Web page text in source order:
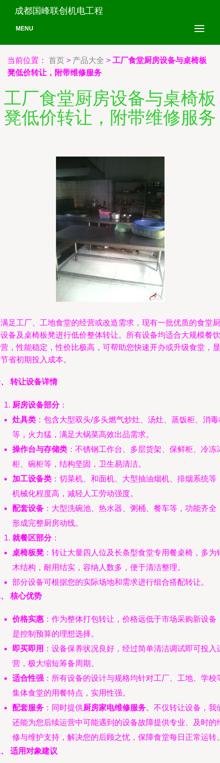
成都国峰联创机电工程
MENU
当前位置： 首页 > 产品大全 > 工厂食堂厨房设备与桌椅板
凳低价转让，附带维修服务
工厂食堂厨房设备与桌椅板
凳低价转让，附带维修服务
足工厂、工地食堂的经营或改造需求，现有一批优质的食堂厨
备及桌椅板凳进行低价整体转让。所有设备均适合大规模餐饮
，性能稳定，性价比极高，可帮助您快速开办或升级食堂，显
省初期投入成本。
转让设备详情
厨房设备部分：
灶具类 ：包含大型双头/多头燃气炒灶、汤灶、蒸饭柜、消
等，火力猛，满足大锅菜高效出品需求。
操作台与存储类 ：不锈钢工作台、多层货架、保鲜柜、冷冻
柜、碗柜等，结构坚固，卫生易清洁。
加工设备类 ：切菜机、和面机、大型抽油烟机、排烟系统等
机械化程度高，减轻人工劳动强度。
配套设备 ：大型洗碗池、热水器、粥桶、餐车等，功能齐全
形成完整厨房动线。
就餐区部分：
桌椅板凳 ：转让大量四人位及长条型食堂专用餐桌椅，多为
木结构，耐用结实，容纳人数多，便于清洁整理。
部分设备可根据您的实际场地和需求进行组合搭配转让。
核心优势
价格实惠 ：作为整体打包转让，价格远低于市场采购新设备
是控制预算的理想选择。
即买即用 ：设备保养状况良好，经过简单清洁调试即可投入
营，极大缩短筹备周期。
适合性强 ：所有设备的设计与规格均针对工厂、工地、学校
集体食堂的用餐特点，实用性强。
配套服务 ：同时提供厨房家电维修服务。不仅转让设备，我
还能为您后续运营中可能遇到的设备故障提供专业、及时的
修与维护支持，解决您的后顾之忧，保障食堂每日正常运转
适用对象建议